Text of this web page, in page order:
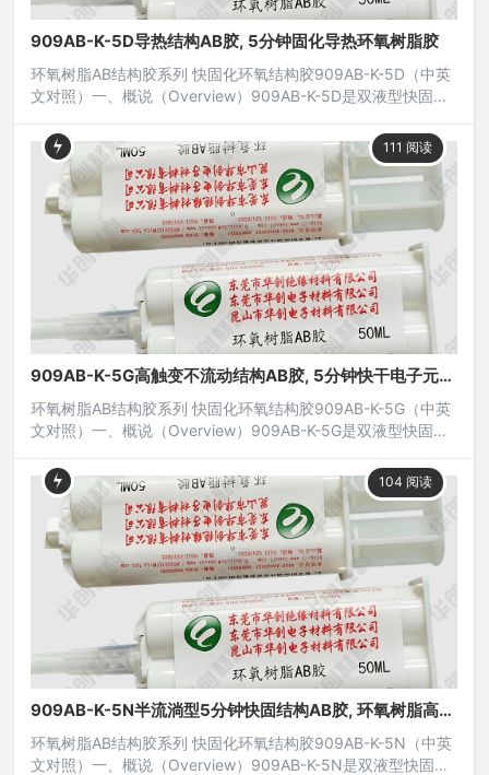
909AB-K-5D导热结构AB胶, 5分钟固化导热环氧树脂胶
环氧树脂AB结构胶系列 快固化环氧结构胶909AB-K-5D（中英
文对照）一、概说（Overview）909AB-K-5D是双液型快固化
有较高的硬度，因而可承受特强之冲击与震动，接着层具有良
好之机械特性与电绝缘性，能承受温度之变动及挠曲撕剥应
力，无腐蚀性；广泛应用于各类电子元器件、电工电器、土木
工程、机电五金、磁性元件、光电产品、汽配组件以及金
111 阅读
909AB-K-5G高触变不流动结构AB胶, 5分钟快干电子元器
件粘接胶
环氧树脂AB结构胶系列 快固化环氧结构胶909AB-K-5G（中英
文对照）一、概说（Overview）909AB-K-5G是双液型快固化
高的硬度，因而可承受特强之冲击与震动，接着层具有良好之
机械特性与电绝缘性，能承受温度之变动及挠曲撕剥应力，无
腐蚀性；广泛应用于各类电子元器件、电工电器、土木工程、
机电五金、磁性元件、光电产品、汽配组件以及金属、
104 阅读
909AB-K-5N半流淌型5分钟快固结构AB胶, 环氧树脂高强
度万能胶
环氧树脂AB结构胶系列 快固化环氧结构胶909AB-K-5N（中英
文对照）一、概说（Overview）909AB-K-5N是双液型快固化